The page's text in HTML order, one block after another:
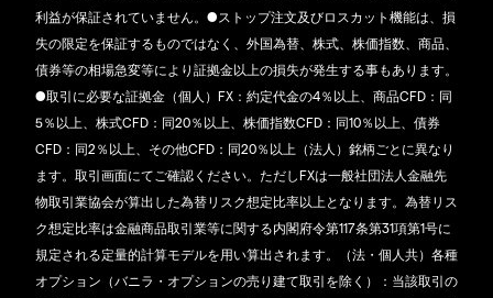
利益が保証されていません。●ストップ注文及びロスカット機能は、損
失の限定を保証するものではなく、外国為替、株式、株価指数、商品、
債券等の相場急変等により証拠金以上の損失が発生する事もあります。
●取引に必要な証拠金（個人）FX：約定代金の4％以上、商品CFD：同
5％以上、株式CFD：同20％以上、株価指数CFD：同10％以上、債券
CFD：同2％以上、その他CFD：同20％以上（法人）銘柄ごとに異なり
ます。取引画面にてご確認ください。ただしFXは一般社団法人金融先
物取引業協会が算出した為替リスク想定比率以上となります。為替リス
ク想定比率は金融商品取引業等に関する内閣府令第117条第31項第1号に
規定される定量的計算モデルを用い算出されます。（法・個人共）各種
オプション（バニラ・オプションの売り建て取引を除く）：当該取引の